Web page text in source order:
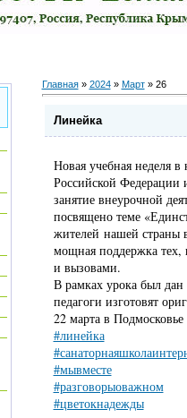
Главная» 2024 » Март » 26
Линейка
Новая учебная неделя
Российской
занятие внеурочной
посвящено теме
жителей нашей страны
мощная поддержка тех,
и вызовами.
В рамках урока был
педагоги изготовят
22 марта в
#линейка
#мывместе
#разговорыоважном
#цветокнадежды